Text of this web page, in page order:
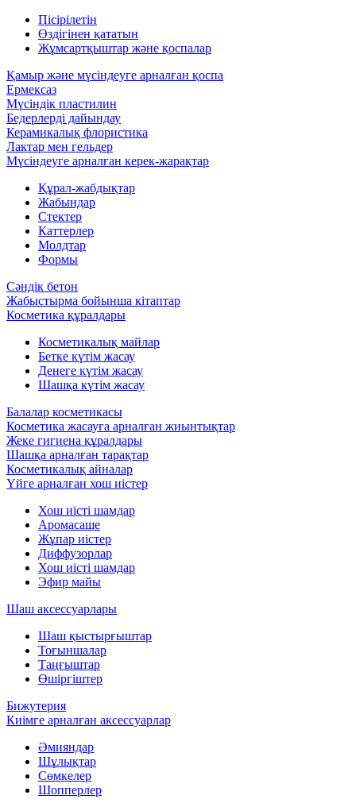
Пісірілетін
Өздігінен қататын
Жұмсартқыштар және қоспалар
Қамыр және мүсіндеуге арналған қоспа
Ермексаз
Мүсіндік пластилин
Бедерлерді дайындау
Керамикалық флористика
Лактар мен гельдер
Мүсіндеуге арналған керек-жарақтар
Құрал-жабдықтар
Жабындар
Стектер
Каттерлер
Молдтар
Формы
Сәндік бетон
Жабыстырма бойынша кітаптар
Косметика құралдары
Косметикалық майлар
Бетке күтім жасау
Денеге күтім жасау
Шашқа күтім жасау
Балалар косметикасы
Косметика жасауға арналған жиынтықтар
Жеке гигиена құралдары
Шашқа арналған тарақтар
Косметикалық айналар
Үйге арналған хош иістер
Хош иісті шамдар
Аромасаше
Жұпар иістер
Диффузорлар
Хош иісті шамдар
Эфир майы
Шаш аксессуарлары
Шаш қыстырғыштар
Тоғыншалар
Таңғыштар
Өшіргіштер
Бижутерия
Киімге арналған аксессуарлар
Әмияндар
Шұлықтар
Сөмкелер
Шопперлер